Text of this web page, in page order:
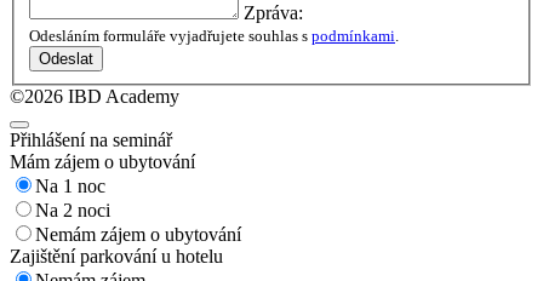
Zpráva:
Odesláním formuláře vyjadřujete souhlas s podmínkami
Odeslat
©2026 IBD Academy
Přihlášení na seminář
Mám zájem o ubytování
Na 1 noc
Na 2 noci
Nemám zájem o ubytování
Zajištění parkování u hotelu